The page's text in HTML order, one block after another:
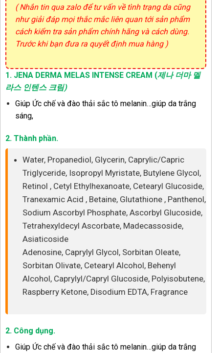
( Nhắn tin qua zalo để tư vấn về tình trạng da cũng
như giải đáp mọi thắc mắc liên quan tới sản phẩm
cách kiểm tra sản phẩm chính hãng và cách dùng.
Trước khi bạn đưa ra quyết định mua hàng )
1. JENA DERMA MELAS INTENSE CREAM (제나 더마 멜
라스 인텐스 크림)
Giúp Ức chế và đào thải sắc tô melanin…giúp da trắng
sáng,
2. Thành phần.
Water, Propanediol, Glycerin, Caprylic/Capric
Triglyceride, Isopropyl Myristate, Butylene Glycol,
Retinol , Cetyl Ethylhexanoate, Cetearyl Glucoside,
Tranexamic Acid , Betaine, Glutathione , Panthenol,
Sodium Ascorbyl Phosphate, Ascorbyl Glucoside,
Tetrahexyldecyl Ascorbate, Madecassoside,
Asiaticoside
Adenosine, Caprylyl Glycol, Sorbitan Oleate,
Sorbitan Olivate, Cetearyl Alcohol, Behenyl
Alcohol, Caprylyl/Capryl Glucoside, Polyisobutene,
Raspberry Ketone, Disodium EDTA, Fragrance
2. Công dụng.
Giúp Ức chế và đào thải sắc tô melanin…giúp da trắng